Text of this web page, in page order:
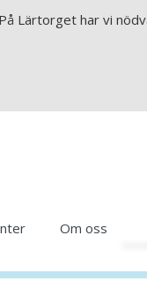
Lärtorget har vi
Om oss